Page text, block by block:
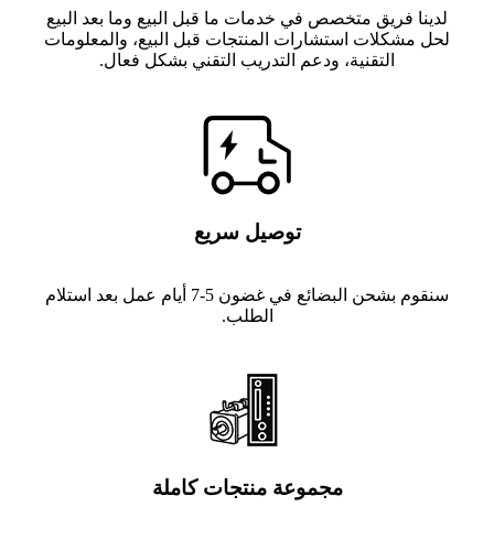
لدينا فريق متخصص في خدمات ما قبل البيع وما بعد البيع
لحل مشكلات استشارات المنتجات قبل البيع، والمعلومات
التقنية، ودعم التدريب التقني بشكل فعال.
توصيل سريع
سنقوم بشحن البضائع في غضون 5-7 أيام عمل بعد استلام
الطلب.
مجموعة منتجات كاملة